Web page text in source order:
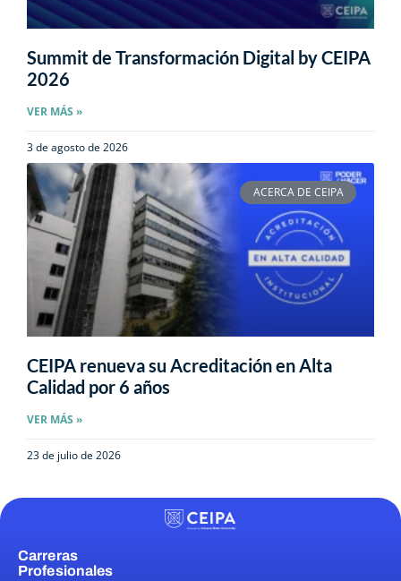
Summit de Transformación Digital by CEIPA
2026
VER MÁS »
3 de agosto de 2026
ACERCA DE CEIPA
CEIPA renueva su Acreditación en Alta
Calidad por 6 años
VER MÁS »
23 de julio de 2026
Carreras
Profesionales